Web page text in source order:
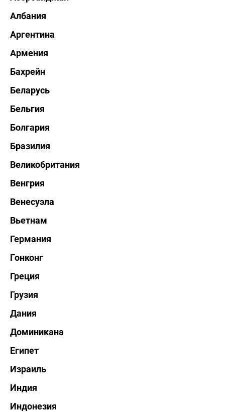
Албания
Аргентина
Армения
Бахрейн
Беларусь
Бельгия
Болгария
Бразилия
Великобритания
Венгрия
Венесуэла
Вьетнам
Германия
Гонконг
Греция
Грузия
Дания
Доминикана
Египет
Израиль
Индия
Индонезия